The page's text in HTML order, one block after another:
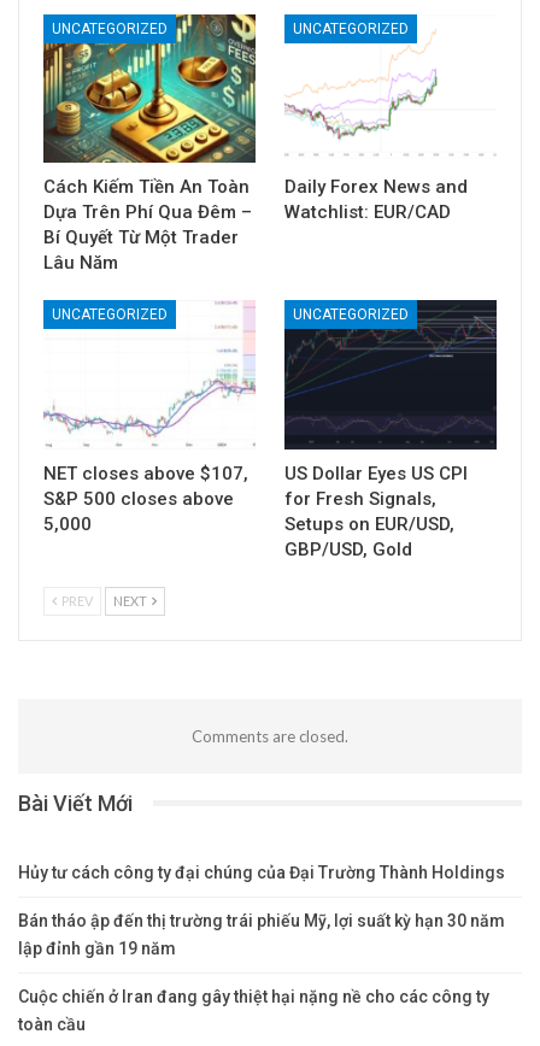
UNCATEGORIZED
Cách Kiếm Tiền An Toàn
Dựa Trên Phí Qua Đêm –
Bí Quyết Từ Một Trader
Lâu Năm
UNCATEGORIZED
Daily Forex News and
Watchlist: EUR/CAD
UNCATEGORIZED
NET closes above $107,
S&P 500 closes above
5,000
UNCATEGORIZED
US Dollar Eyes US CPI
for Fresh Signals,
Setups on EUR/USD,
GBP/USD, Gold
PREV NEXT
Comments are closed.
Bài Viết Mới
Hủy tư cách công ty đại chúng của Đại Trường Thành Holdings
Bán tháo ập đến thị trường trái phiếu Mỹ, lợi suất kỳ hạn 30 năm
lập đỉnh gần 19 năm
Cuộc chiến ở Iran đang gây thiệt hại nặng nề cho các công ty
toàn cầu